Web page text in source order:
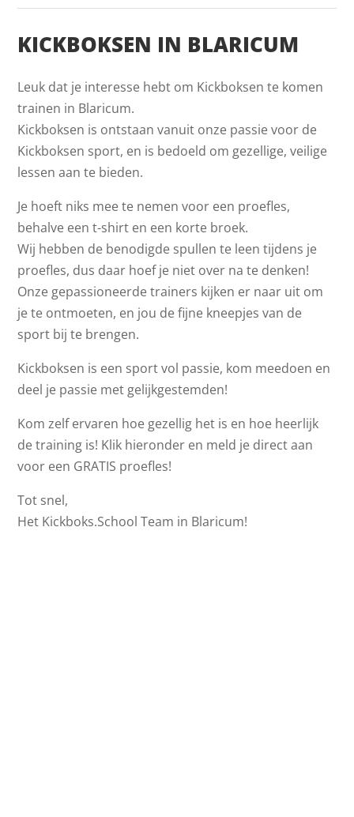
KICKBOKSEN IN BLARICUM
Leuk dat je interesse hebt om Kickboksen te komen
trainen in Blaricum.
Kickboksen is ontstaan vanuit onze passie voor de
Kickboksen sport, en is bedoeld om gezellige, veilige
lessen aan te bieden.
Je hoeft niks mee te nemen voor een proefles,
behalve een t-shirt en een korte broek.
Wij hebben de benodigde spullen te leen tijdens je
proefles, dus daar hoef je niet over na te denken!
Onze gepassioneerde trainers kijken er naar uit om
je te ontmoeten, en jou de fijne kneepjes van de
sport bij te brengen.
Kickboksen is een sport vol passie, kom meedoen en
deel je passie met gelijkgestemden!
Kom zelf ervaren hoe gezellig het is en hoe heerlijk
de training is! Klik hieronder en meld je direct aan
voor een GRATIS proefles!
Tot snel,
Het Kickboks.School Team in Blaricum!